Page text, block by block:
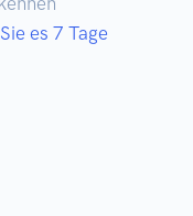
es 7 Tage